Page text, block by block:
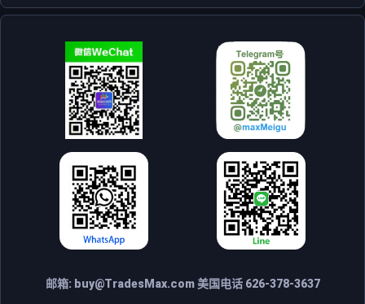
邮箱: buy@TradesMax.com美国电话 626-378-3637